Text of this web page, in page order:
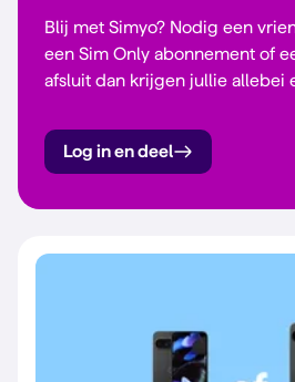
Blij met Simyo? Nodig een
een Sim Only abonnement of
afsluit dan krijgen jullie allebei
Log in en deel